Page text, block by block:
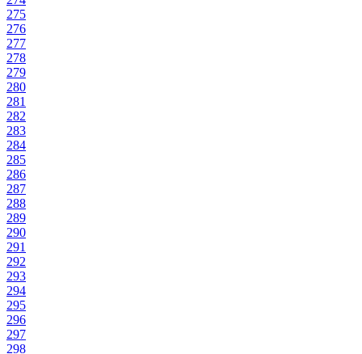
275
276
277
278
279
280
281
282
283
284
285
286
287
288
289
290
291
292
293
294
295
296
297
298